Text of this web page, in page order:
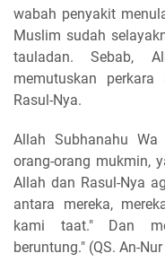
wabah penyakit
Muslim sudah
tauladan. Sebab,
memutuskan
Rasul-Nya.
Allah Subhanahu Wa
orang-orang mukmin,
Allah dan Rasul-Nya
antara mereka,
kami taat." Dan
beruntung." (QS. An-